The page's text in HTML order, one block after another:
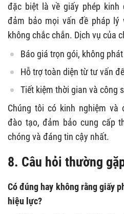
đặc biệt là về giấy phép kinh
đảm bảo mọi vấn đề pháp lý
không chắc chắn. Dịch vụ của
Báo giá trọn gói, không
Hỗ trợ toàn diện từ tư vấn
Tiết kiệm thời gian và công
Chúng tôi có kinh nghiệm và
đào tạo, đảm bảo cung cấp
chóng và đáng tin cậy nhất.
8. Câu hỏi thường
Có đúng hay không rằng giấy
hiệu lực?